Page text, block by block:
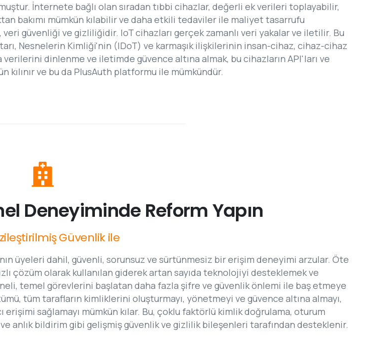
İnternete bağlı olan sıradan tıbbi cihazlar, değerli ek verileri toplayabilir,
bakımı mümkün kılabilir ve daha etkili tedaviler ile maliyet tasarrufu
güvenliği ve gizliliğidir. IoT cihazları gerçek zamanlı veri yakalar ve iletilir. Bu
Nesnelerin Kimliği'nin (IDoT) ve karmaşık ilişkilerinin insan-cihaz, cihaz-cihaz
dinlenme ve iletimde güvence altına almak, bu cihazların API'ları ve
ve bu da PlusAuth platformu ile mümkündür.
Deneyiminde ReformYapın
Güvenlikile
üyeleri dahil, güvenli, sorunsuz ve sürtünmesiz bir erişim deneyimi arzular. Öte
çözüm olarak kullanılan giderek artan sayıda teknolojiyi desteklemek ve
temel görevlerini başlatan daha fazla şifre ve güvenlik önlemi ile baş etmeye
tüm tarafların kimliklerini oluşturmayı, yönetmeyi ve güvence altına almayı,
sağlamayı mümkün kılar. Bu, çoklu faktörlü kimlik doğrulama, oturum
anlık bildirim gibi gelişmiş güvenlik ve gizlilik bileşenleri tarafından desteklenir.